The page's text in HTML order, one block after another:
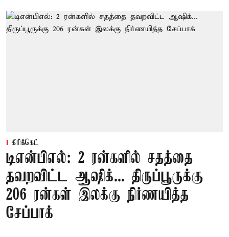
கிரிக்கெட்
டிஎன்பிஎல்: 2 ரன்களில் சதத்தை
தவறவிட்ட ஆஷிக்... திருப்பூருக்கு
206 ரன்கள் இலக்கு நிர்ணயித்த
சேப்பாக்